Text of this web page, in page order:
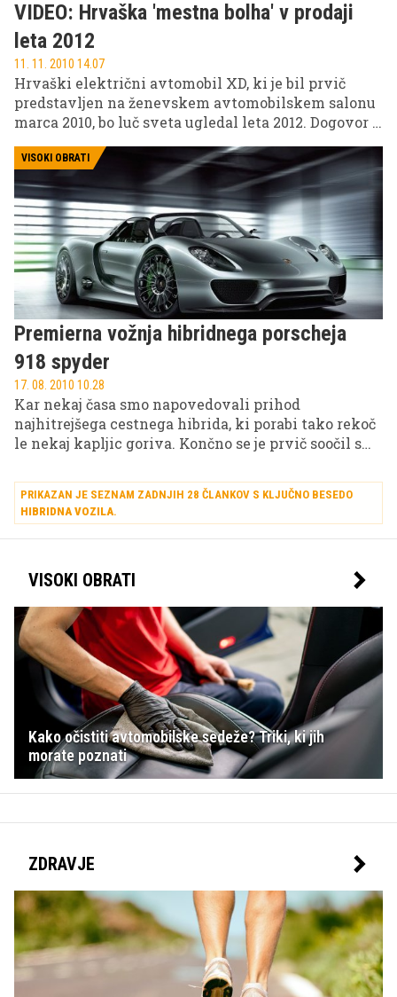
VIDEO: Hrvaška 'mestna bolha' v prodaji
leta 2012
11. 11. 2010 14.07
Hrvaški električni avtomobil XD, ki je bil prvič
predstavljen na ženevskem avtomobilskem salonu
marca 2010, bo luč sveta ugledal leta 2012. Dogovor o
proizvodnji elektromobila sta sklenila hrvaško
podjetje DOK-ING AUTOMOTIV in Lenovo Hrvaška.
VISOKI OBRATI
Premierna vožnja hibridnega porscheja
918 spyder
17. 08. 2010 10.28
Kar nekaj časa smo napovedovali prihod
najhitrejšega cestnega hibrida, ki porabi tako rekoč
le nekaj kapljic goriva. Končno se je prvič soočil s
PRIKAZAN JE SEZNAM ZADNJIH 28 ČLANKOV S KLJUČNO BESEDO
HIBRIDNA VOZILA.
VISOKI OBRATI
Kako očistiti avtomobilske sedeže? Triki, ki jih
morate poznati
ZDRAVJE